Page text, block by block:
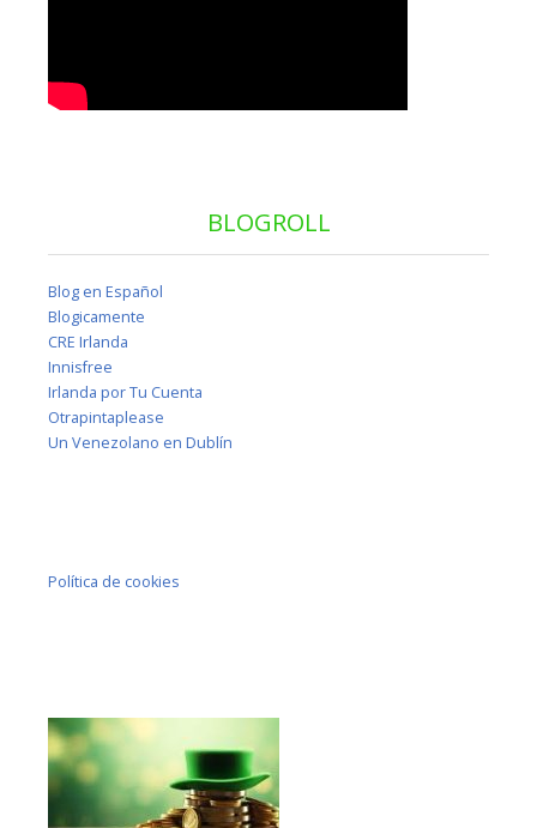
BLOGROLL
Blog en Español
Blogicamente
CRE Irlanda
Innisfree
Irlanda por Tu Cuenta
Otrapintaplease
Un Venezolano en Dublín
Política de cookies